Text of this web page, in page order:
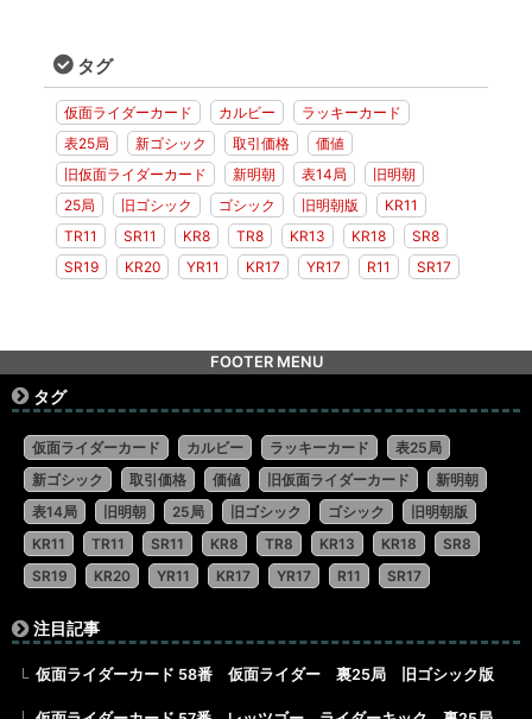
タグ
仮面ライダーカード カルビー
ラッキーカード
表25局
新ゴシック 取引価格
価値
旧仮面ライダーカード
新明朝 表14局
旧明朝
25局
旧ゴシック ゴシック 旧明朝版
KR11
TR11
SR11 KR8 TR8 KR13 KR18
SR8
SR19
KR20 YR11 KR17 YR17 R11 SR17
FOOTER MENU
タグ
仮面ライダーカード カルビー ラッキーカード
表25局
新ゴシック
取引価格 価値 旧仮面ライダーカード
新明朝
表14局
旧明朝 25局 旧ゴシック ゴシック
旧明朝版
KR11
TR11 SR11 KR8 TR8 KR13 KR18
SR8
SR19
KR20 YR11 KR17 YR17 R11 SR17
注目記事
仮面ライダーカード 58番 仮面ライダー 裏25局 旧ゴシック版